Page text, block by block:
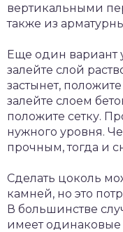
вертикальными
также из
Еще один вариант
залейте слой
застынет,
залейте слоем
положите сетку.
нужного уровня.
прочным, тогда и
Сделать цоколь
камней, но это
В большинстве
имеет